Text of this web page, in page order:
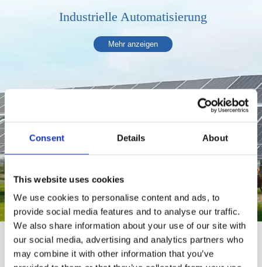
Consent Details About
This website uses cookies
We use cookies to personalise content and ads, to
provide social media features and to analyse our traffic.
We also share information about your use of our site with
our social media, advertising and analytics partners who
may combine it with other information that you’ve
Industrielle Automatisierung
Mehr anzeigen
JIECANG-Geschichte